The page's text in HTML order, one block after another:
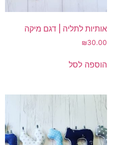
אותיות לתליה | דגם מיקה
₪30.00
הוספה לסל